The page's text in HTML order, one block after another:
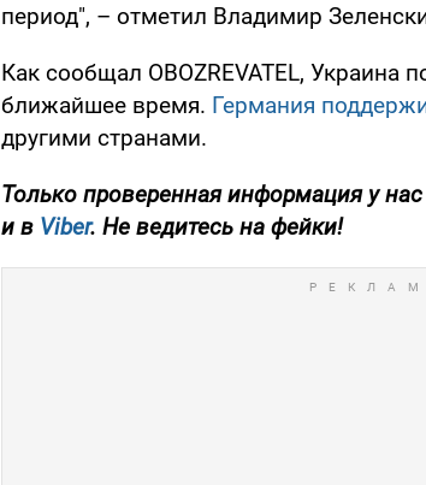
период", – отметил Владимир
Как сообщал OBOZREVATEL, Украина
ближайшее время. Германия
другими странами.
Только проверенная информация у
и в Viber. Не ведитесь на фейки!